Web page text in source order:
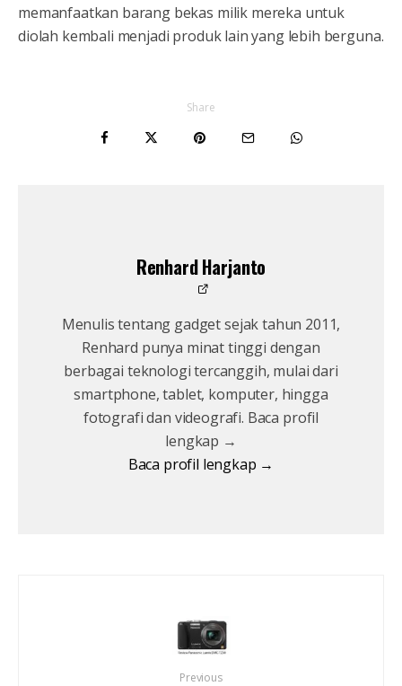
memanfaatkan barang bekas milik mereka untuk
diolah kembali menjadi produk lain yang lebih berguna.
Share
Renhard Harjanto
Menulis tentang gadget sejak tahun 2011,
Renhard punya minat tinggi dengan
berbagai teknologi tercanggih, mulai dari
smartphone, tablet, komputer, hingga
fotografi dan videografi. Baca profil
lengkap →
Baca profil lengkap →
Previous